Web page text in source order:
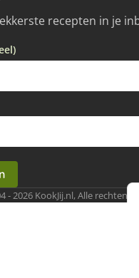
recepten in je
- 2026 KookJij.nl, Alle rechten